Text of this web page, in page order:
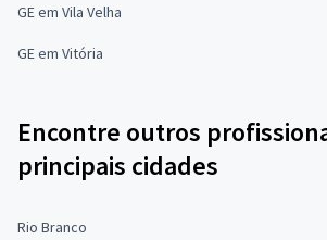
GE em Vila Velha
GE em Vitória
Encontre outros
principais cidades
Rio Branco